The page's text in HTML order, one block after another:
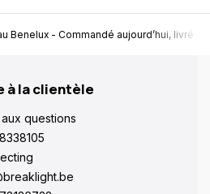
Benelux - Commandé aujourd’hui, livré
à la clientèle
questions